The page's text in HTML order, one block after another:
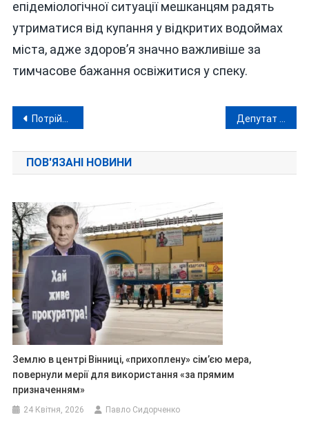
епідеміологічної ситуації мешканцям радять
утриматися від купання у відкритих водоймах
міста, адже здоров’я значно важливіше за
тимчасове бажання освіжитися у спеку.
Навігація
записів
Потрійна автотроща на Вінниччині: поблизу Комарова зіткнулися три автомобілі, є постраждалий
ПОВ'ЯЗАНІ НОВИНИ
Землю в центрі Вінниці, «прихоплену» сім’єю мера,
повернули мерії для використання «за прямим
призначенням»
24 Квітня, 2026 Павло Сидорченко